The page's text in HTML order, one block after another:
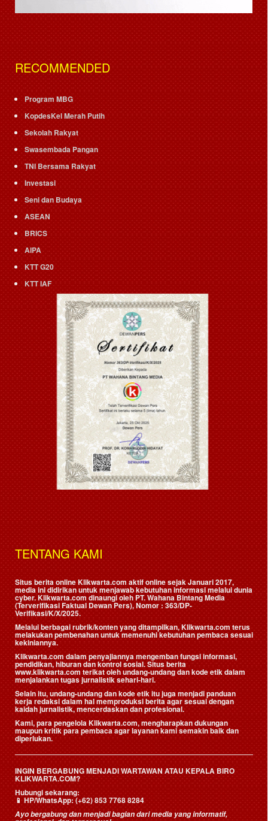
RECOMMENDED
Program MBG
KopdesKel Merah Putih
Sekolah Rakyat
Swasembada Pangan
TNI Bersama Rakyat
Investasi
Seni dan Budaya
ASEAN
BRICS
AIPA
KTT G20
KTT IAF
TENTANG KAMI
Situs berita online Klikwarta.com aktif online sejak Januari 2017,
media ini didirikan untuk menjawab kebutuhan informasi melalui dunia
cyber. Klikwarta.com dinaungi oleh PT. Wahana Bintang Media
(Terverifikasi Faktual Dewan Pers), Nomor : 363/DP-
Verifikasi/K/X/2025.
Melalui berbagai rubrik/konten yang ditampilkan, Klikwarta.com terus
melakukan pembenahan untuk memenuhi kebutuhan pembaca sesuai
kekiniannya.
Klikwarta.com dalam penyajiannya mengemban fungsi informasi,
pendidikan, hiburan dan kontrol sosial. Situs berita
www.klikwarta.com terikat oleh undang-undang dan kode etik dalam
menjalankan tugas jurnalistik sehari-hari.
Selain itu, undang-undang dan kode etik itu juga menjadi panduan
kerja redaksi dalam hal memproduksi berita agar sesuai dengan
kaidah jurnalistik, mencerdaskan dan profesional.
Kami, para pengelola Klikwarta.com, mengharapkan dukungan
maupun kritik para pembaca agar layanan kami semakin baik dan
diperlukan.
INGIN BERGABUNG MENJADI WARTAWAN ATAU KEPALA BIRO
KLIKWARTA.COM?
Hubungi sekarang:
📱HP/WhatsApp:(+62) 853 7768 8284
Ayo bergabung dan menjadi bagian dari media yang informatif,